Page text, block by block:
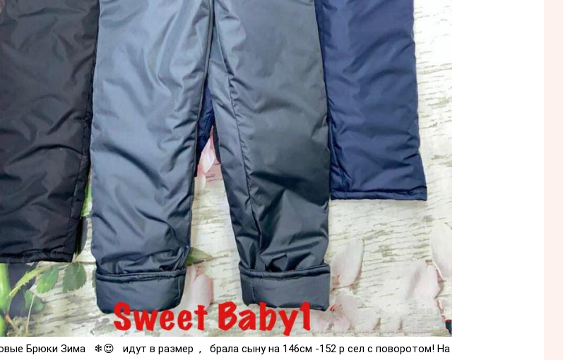
Брюки Зима ❄😍 идут в размер , брала сыну на 146см -152 р сел с поворотом! На